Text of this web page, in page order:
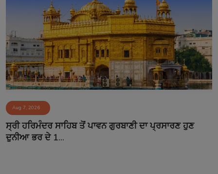
Aug 7, 2026
ਸ੍ਰੀ ਹਰਿਮੰਦਰ ਸਾਹਿਬ ਤੋਂ ਪਾਵਨ ਗੁਰਬਾਣੀ ਦਾ ਪ੍ਰਸਾਰਣ ਹੁਣ
ਦੁਨੀਆ ਭਰ ਦੇ 1...